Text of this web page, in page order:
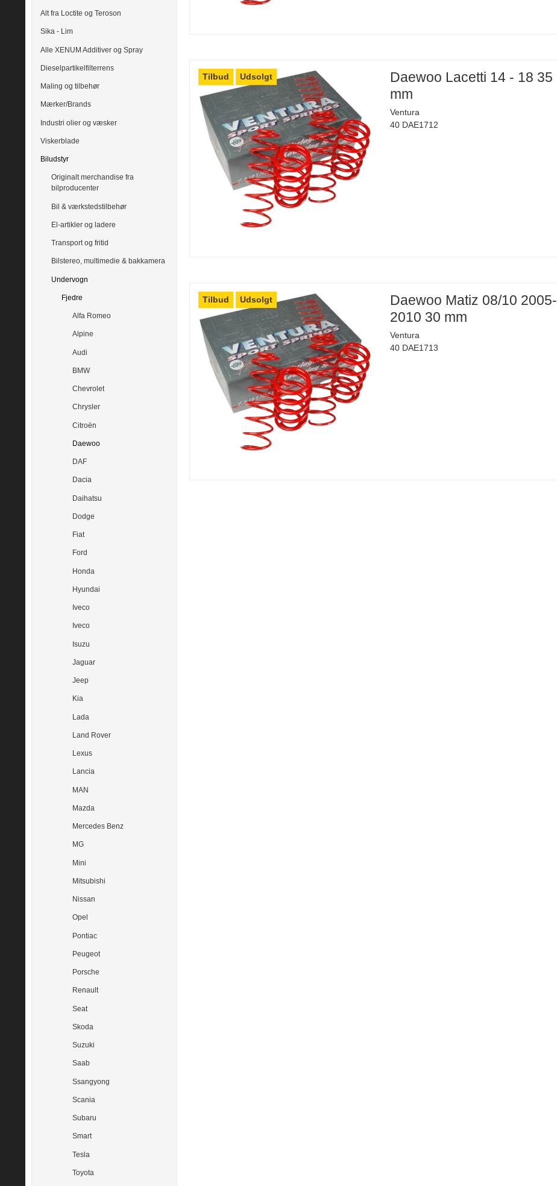
Alt fra Loctite og Teroson
Sika - Lim
Alle XENUM Additiver og Spray
Dieselpartikelfilterrens
Maling og tilbehør
Mærker/Brands
Industri olier og væsker
Viskerblade
Biludstyr
Originalt merchandise fra
bilproducenter
Bil & værkstedstilbehør
El-artikler og ladere
Transport og fritid
Bilstereo, multimedie & bakkamera
Undervogn
Fjedre
Alfa Romeo
Alpine
Audi
BMW
Chevrolet
Chrysler
Citroën
Daewoo
DAF
Dacia
Daihatsu
Dodge
Fiat
Ford
Honda
Hyundai
Iveco
Iveco
Isuzu
Jaguar
Jeep
Kia
Lada
Land Rover
Lexus
Lancia
MAN
Mazda
Mercedes Benz
MG
Mini
Mitsubishi
Nissan
Opel
Pontiac
Peugeot
Porsche
Renault
Seat
Skoda
Suzuki
Saab
Ssangyong
Scania
Subaru
Smart
Tesla
Toyota
Tilbud Udsolgt
Daewoo Lacetti 14 - 18 35
mm
Ventura
40 DAE1712
Tilbud Udsolgt
Daewoo Matiz 08/10 2005-
2010 30 mm
Ventura
40 DAE1713